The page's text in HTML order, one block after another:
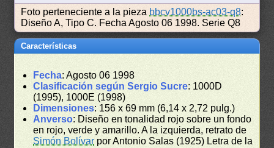
Foto perteneciente a la pieza bbcv1000bs-ac03-q8:
Diseño A, Tipo C. Fecha Agosto 06 1998. Serie Q8
Características
Fecha: Agosto 06 1998
Clasificación según Sergio Sucre: 1000D
(1995), 1000E (1998)
Dimensiones: 156 x 69 mm (6,14 x 2,72 pulg.)
Anverso: Diseño en tonalidad rojo sobre un fondo
en rojo, verde y amarillo. A la izquierda, retrato de
Simón Bolívarpor Antonio Salas (1925) Letra de la